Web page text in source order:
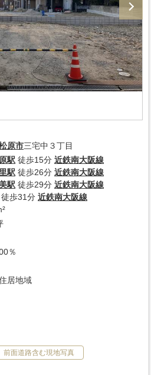
原市三宅中３丁目
駅 徒歩15分 近鉄南大阪線
駅 徒歩26分 近鉄南大阪線
駅 徒歩29分 近鉄南大阪線
徒歩31分 近鉄南大阪線
％
居地域
前面道路含む現地写真